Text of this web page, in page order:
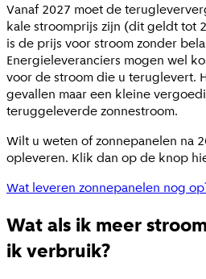
Vanaf 2027 moet de
kale stroomprijs zijn (dit geldt tot
is de prijs voor stroom zonder
Energieleveranciers mogen wel
voor de stroom die u teruglevert.
gevallen maar een kleine
teruggeleverde zonnestroom.
Wilt u weten of zonnepanelen na
opleveren. Klik dan op de knop
Wat leveren zonnepanelen nog
Wat als ik meer
ik verbruik?